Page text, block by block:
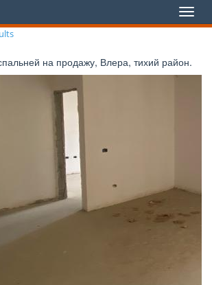
Toggle
на продажу, Влера, тихий район.